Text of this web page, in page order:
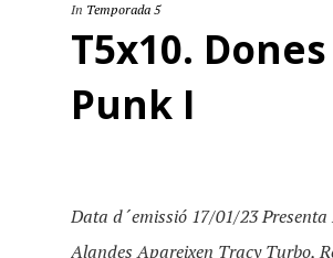
In Temporada 5
T5x10.
Punk I
Data d´emissió 17/01/23
Alandes Apareixen Tracy Turbo,